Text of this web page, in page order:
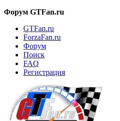
Форум GTFan.ru
GTFan.ru
ForzaFan.ru
Форум
Поиск
FAQ
Регистрация